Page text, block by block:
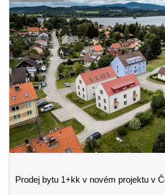
Prodej bytu 1+kk v novém projektu v Černé v